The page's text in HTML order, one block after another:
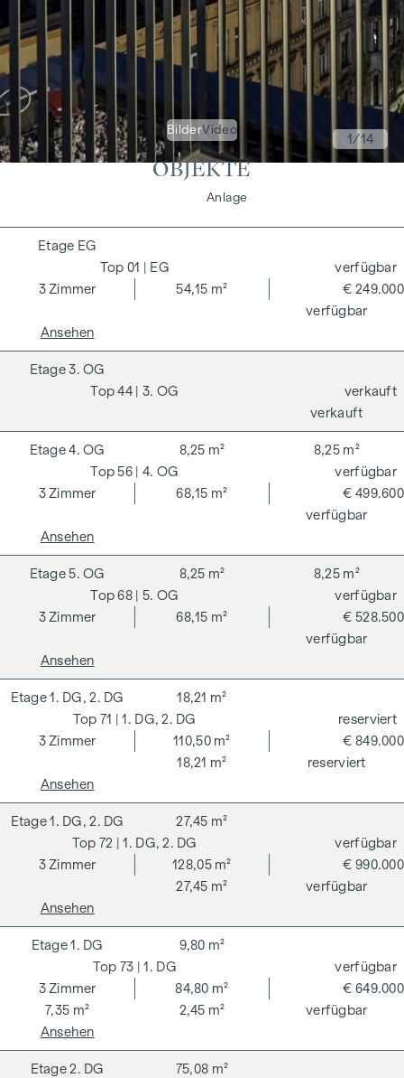
BilderVideo
1 /14
OBJEKTE
Anlage
01 | EG
EG
3Zimmer 54,15 m²
€ 249.000
verfügbar
verfügbar
Ansehen
44 | 3. OG
3. OG
verkauft
verkauft
56 | 4. OG
4. OG
3Zimmer 68,15 m²
8,25 m² 8,25 m²
€ 499.600
verfügbar
verfügbar
Ansehen
68 | 5. OG
5. OG
3Zimmer 68,15 m²
8,25 m² 8,25 m²
€ 528.500
verfügbar
verfügbar
Ansehen
71 | 1. DG, 2. DG
1. DG, 2. DG
3Zimmer 110,50 m²
18,21 m²
18,21 m²
€ 849.000
reserviert
reserviert
Ansehen
72 | 1. DG, 2. DG
1. DG, 2. DG
3Zimmer 128,05 m²
27,45 m²
27,45 m²
€ 990.000
verfügbar
verfügbar
Ansehen
73 | 1. DG
1. DG
3Zimmer 84,80 m²
9,80 m²
7,35 m² 2,45 m²
€ 649.000
verfügbar
verfügbar
Ansehen
2. DG 75,08 m²